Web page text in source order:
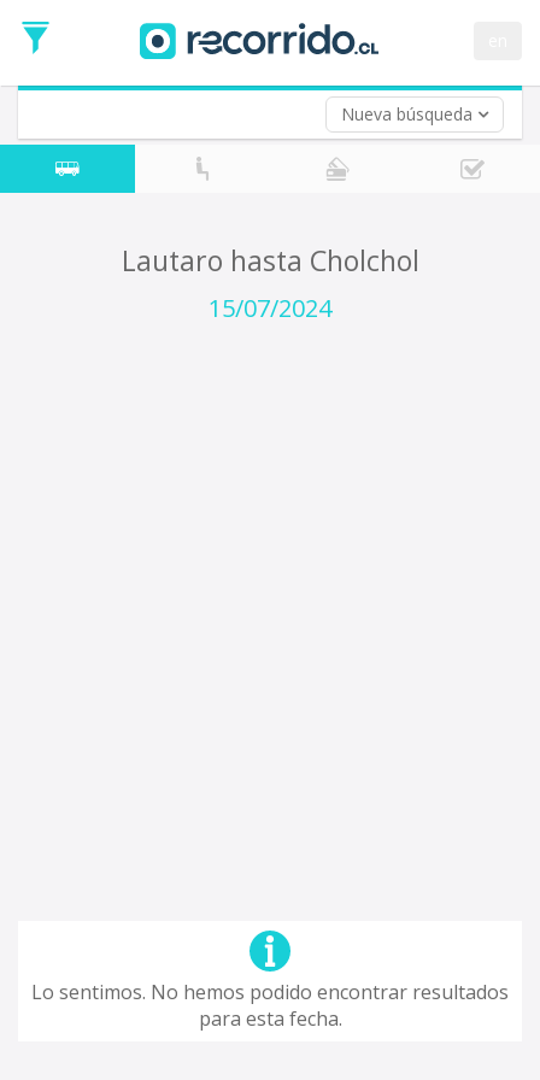
Nueva búsqueda
de
Ida
Vuelta (opcional)
Fecha
de
Lautaro hasta Cholchol
15/07/2024
Lo sentimos. No hemos podido encontrar resultados
para esta fecha.